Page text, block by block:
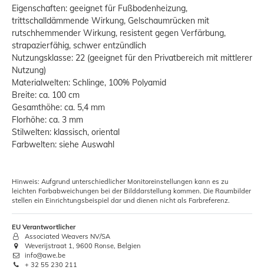
Eigenschaften: geeignet für Fußbodenheizung,
trittschalldämmende Wirkung, Gelschaumrücken mit
rutschhemmender Wirkung, resistent gegen Verfärbung,
strapazierfähig, schwer entzündlich
Nutzungsklasse: 22 (geeignet für den Privatbereich mit mittlerer
Nutzung)
Materialwelten: Schlinge, 100% Polyamid
Breite: ca. 100 cm
Gesamthöhe: ca. 5,4 mm
Florhöhe: ca. 3 mm
Stilwelten: klassisch, oriental
Farbwelten: siehe Auswahl
Hinweis: Aufgrund unterschiedlicher Monitoreinstellungen kann es zu
leichten Farbabweichungen bei der Bilddarstellung kommen. Die Raumbilder
stellen ein Einrichtungsbeispiel dar und dienen nicht als Farbreferenz.
EU Verantwortlicher
Associated Weavers NV/SA
Weverijstraat 1, 9600 Ronse, Belgien
info@awe.be
+ 32 55 230 211